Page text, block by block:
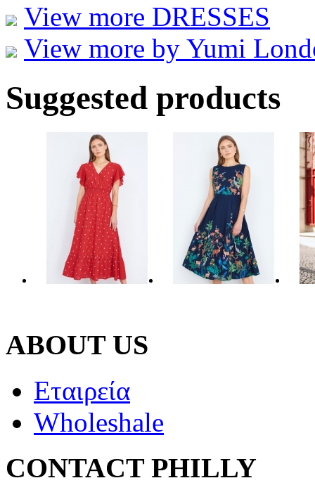
View more DRESSES
View more by Yumi
Suggested products
ABOUT US
Εταιρεία
Wholeshale
CONTACT PHILLY